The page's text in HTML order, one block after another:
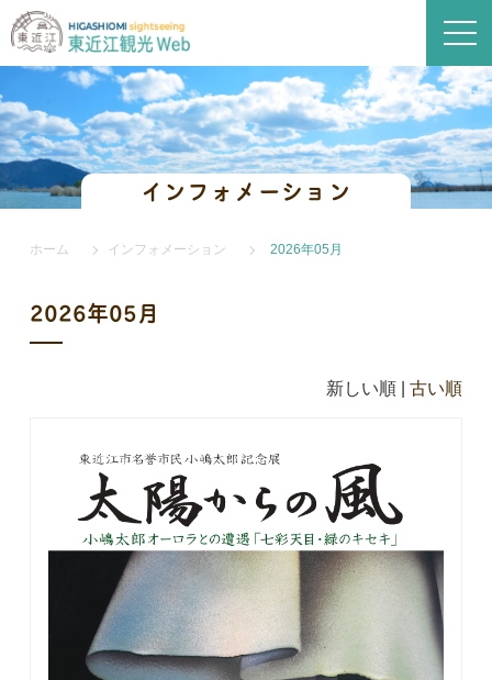
インフォメーション
ホーム インフォメーション 2026年05月
2026年05月
新しい順 |古い順